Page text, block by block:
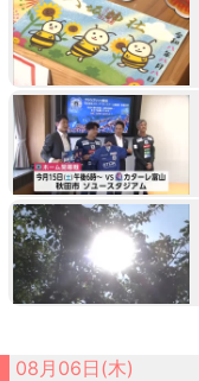
08月06日(木)